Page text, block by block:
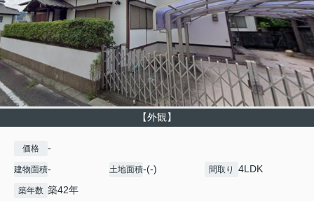
【外観】
価格 -
建物面積- 土地面積-(-) 間取り 4LDK
築年数 築42年